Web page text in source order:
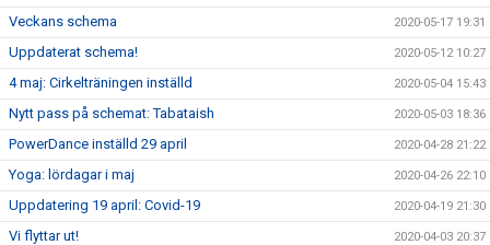
Veckans schema 2020-05-17 19:31
Uppdaterat schema! 2020-05-12 10:27
4 maj: Cirkelträningen inställd 2020-05-04 15:43
Nytt pass på schemat: Tabataish 2020-05-03 18:36
PowerDance inställd 29 april 2020-04-28 21:22
Yoga: lördagar i maj 2020-04-26 22:10
Uppdatering 19 april: Covid-19 2020-04-19 21:30
Vi flyttar ut! 2020-04-03 20:37